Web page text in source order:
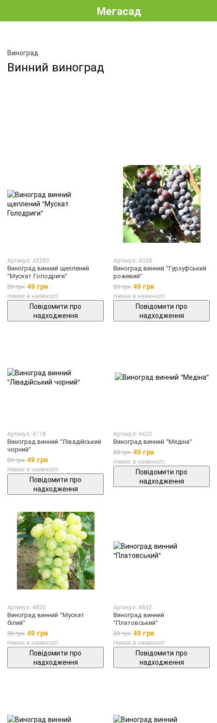
Мегасад
Виноград
Винний виноград
Артикул: 45260
Виноград винний щеплений
"Мускат Голодриги"
89 грн 49 грн
Немає в наявності
Повідомити про
надходження
Артикул: 4038
Виноград винний "Гурзуфський
рожевий"
89 грн 49 грн
Немає в наявності
Повідомити про
надходження
Артикул: 4718
Виноград винний "Лівадійський
чорний"
89 грн 49 грн
Немає в наявності
Повідомити про
надходження
Артикул: 4420
Виноград винний "Медіна"
89 грн 49 грн
Немає в наявності
Повідомити про
надходження
Артикул: 4835
Виноград винний "Мускат
білий"
89 грн 49 грн
Немає в наявності
Повідомити про
надходження
Артикул: 4842
Виноград винний
"Платовський"
89 грн 49 грн
Немає в наявності
Повідомити про
надходження